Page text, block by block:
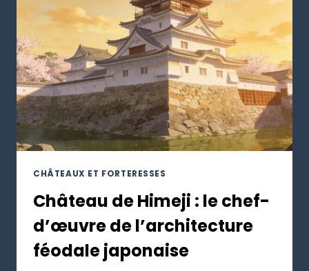
CHÂTEAUX ET FORTERESSES
Château de Himeji : le chef-
d’œuvre de l’architecture
féodale japonaise